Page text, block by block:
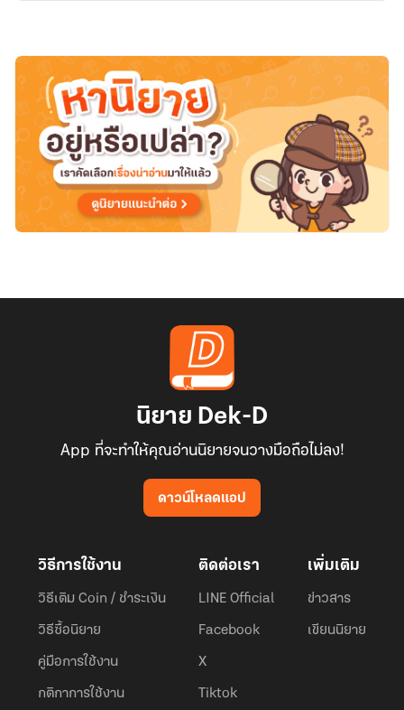
คิดถึง
นิยาย Dek-D
App ที่จะทำให้คุณอ่านนิยายจนวางมือถือไม่ลง!
ดาวน์โหลดแอป
วิธีการใช้งาน
วิธีเติม Coin / ชำระเงิน
วิธีซื้อนิยาย
คู่มือการใช้งาน
กติกาการใช้งาน
ติดต่อเรา
LINE Official
Facebook
X
Tiktok
เพิ่มเติม
ข่าวสาร
เขียนนิยาย